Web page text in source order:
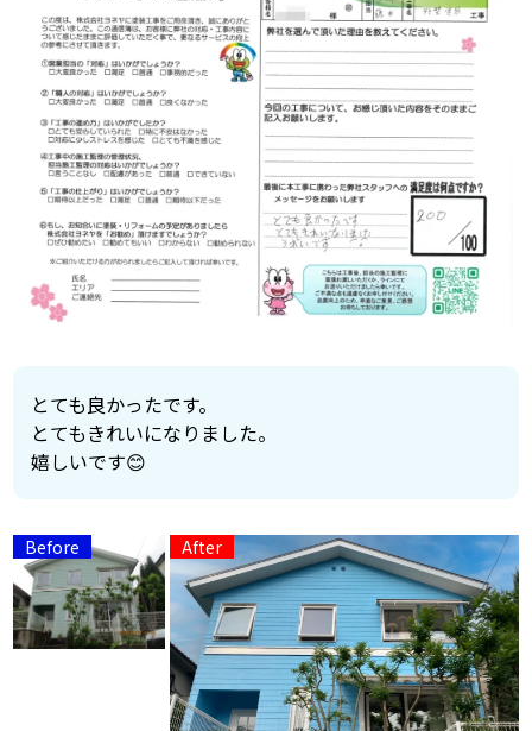
とても良かったです。
とてもきれいになりました。
嬉しいです😊